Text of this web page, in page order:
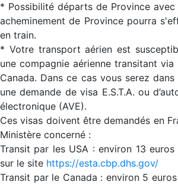
* Possibilité départs de Province
acheminement de Province pourra
en train.
* Votre transport aérien est
une compagnie aérienne transitant
Canada. Dans ce cas vous serez
une demande de visa E.S.T.A. ou
électronique (AVE).
Ces visas doivent être demandés en
Ministère concerné :
Transit par les USA : environ 13
sur le site https://esta.cbp.dhs.gov/
Transit par le Canada : environ 5